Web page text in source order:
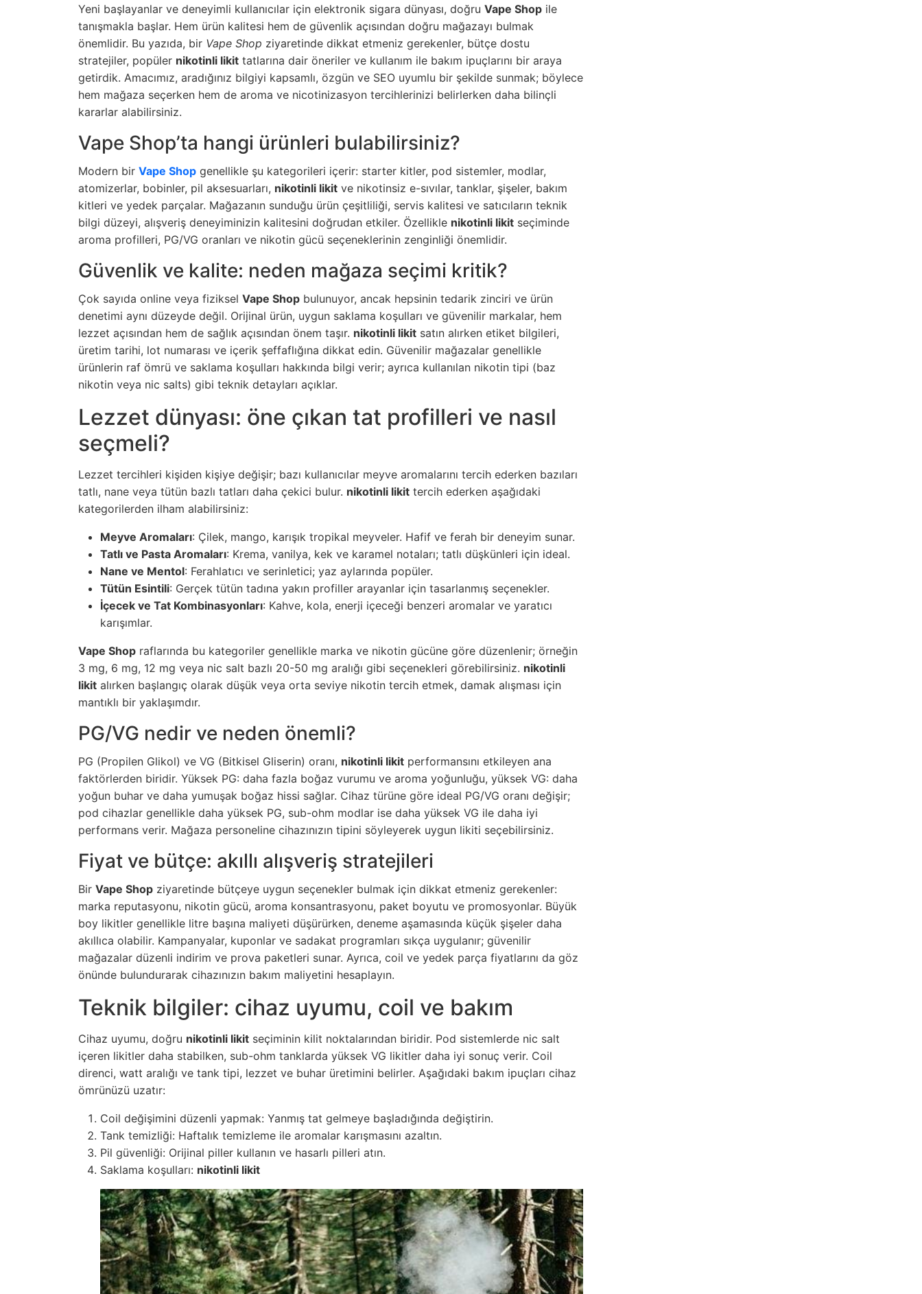
Yeni başlayanlar ve deneyimli kullanıcılar için elektronik sigara dünyası, doğru Vape Shop ile
tanışmakla başlar. Hem ürün kalitesi hem de güvenlik açısından doğru mağazayı bulmak
önemlidir. Bu yazıda, bir Vape Shop ziyaretinde dikkat etmeniz gerekenler, bütçe dostu
stratejiler, popüler nikotinli likit tatlarına dair öneriler ve kullanım ile bakım ipuçlarını bir araya
getirdik. Amacımız, aradığınız bilgiyi kapsamlı, özgün ve SEO uyumlu bir şekilde sunmak; böylece
hem mağaza seçerken hem de aroma ve nicotinizasyon tercihlerinizi belirlerken daha bilinçli
kararlar alabilirsiniz.
Vape Shop’ta hangi ürünleri bulabilirsiniz?
Modern bir Vape Shop genellikle şu kategorileri içerir: starter kitler, pod sistemler, modlar,
atomizerlar, bobinler, pil aksesuarları, nikotinli likit ve nikotinsiz e-sıvılar, tanklar, şişeler, bakım
kitleri ve yedek parçalar. Mağazanın sunduğu ürün çeşitliliği, servis kalitesi ve satıcıların teknik
bilgi düzeyi, alışveriş deneyiminizin kalitesini doğrudan etkiler. Özellikle nikotinli likit seçiminde
aroma profilleri, PG/VG oranları ve nikotin gücü seçeneklerinin zenginliği önemlidir.
Güvenlik ve kalite: neden mağaza seçimi kritik?
Çok sayıda online veya fiziksel Vape Shop bulunuyor, ancak hepsinin tedarik zinciri ve ürün
denetimi aynı düzeyde değil. Orijinal ürün, uygun saklama koşulları ve güvenilir markalar, hem
lezzet açısından hem de sağlık açısından önem taşır. nikotinli likit satın alırken etiket bilgileri,
üretim tarihi, lot numarası ve içerik şeffaflığına dikkat edin. Güvenilir mağazalar genellikle
ürünlerin raf ömrü ve saklama koşulları hakkında bilgi verir; ayrıca kullanılan nikotin tipi (baz
nikotin veya nic salts) gibi teknik detayları açıklar.
Lezzet dünyası: öne çıkan tat profilleri ve nasıl
seçmeli?
Lezzet tercihleri kişiden kişiye değişir; bazı kullanıcılar meyve aromalarını tercih ederken bazıları
tatlı, nane veya tütün bazlı tatları daha çekici bulur. nikotinli likit tercih ederken aşağıdaki
kategorilerden ilham alabilirsiniz:
Meyve Aromaları: Çilek, mango, karışık tropikal meyveler. Hafif ve ferah bir deneyim sunar.
Tatlı ve Pasta Aromaları: Krema, vanilya, kek ve karamel notaları; tatlı düşkünleri için ideal.
Nane ve Mentol: Ferahlatıcı ve serinletici; yaz aylarında popüler.
Tütün Esintili: Gerçek tütün tadına yakın profiller arayanlar için tasarlanmış seçenekler.
İçecek ve Tat Kombinasyonları: Kahve, kola, enerji içeceği benzeri aromalar ve yaratıcı
karışımlar.
Vape Shop raflarında bu kategoriler genellikle marka ve nikotin gücüne göre düzenlenir; örneğin
3 mg, 6 mg, 12 mg veya nic salt bazlı 20-50 mg aralığı gibi seçenekleri görebilirsiniz. nikotinli
likit alırken başlangıç olarak düşük veya orta seviye nikotin tercih etmek, damak alışması için
mantıklı bir yaklaşımdır.
PG/VG nedir ve neden önemli?
PG (Propilen Glikol) ve VG (Bitkisel Gliserin) oranı, nikotinli likit performansını etkileyen ana
faktörlerden biridir. Yüksek PG: daha fazla boğaz vurumu ve aroma yoğunluğu, yüksek VG: daha
yoğun buhar ve daha yumuşak boğaz hissi sağlar. Cihaz türüne göre ideal PG/VG oranı değişir;
pod cihazlar genellikle daha yüksek PG, sub-ohm modlar ise daha yüksek VG ile daha iyi
performans verir. Mağaza personeline cihazınızın tipini söyleyerek uygun likiti seçebilirsiniz.
Fiyat ve bütçe: akıllı alışveriş stratejileri
Bir Vape Shop ziyaretinde bütçeye uygun seçenekler bulmak için dikkat etmeniz gerekenler:
marka reputasyonu, nikotin gücü, aroma konsantrasyonu, paket boyutu ve promosyonlar. Büyük
boy likitler genellikle litre başına maliyeti düşürürken, deneme aşamasında küçük şişeler daha
akıllıca olabilir. Kampanyalar, kuponlar ve sadakat programları sıkça uygulanır; güvenilir
mağazalar düzenli indirim ve prova paketleri sunar. Ayrıca, coil ve yedek parça fiyatlarını da göz
önünde bulundurarak cihazınızın bakım maliyetini hesaplayın.
Teknik bilgiler: cihaz uyumu, coil ve bakım
Cihaz uyumu, doğru nikotinli likit seçiminin kilit noktalarından biridir. Pod sistemlerde nic salt
içeren likitler daha stabilken, sub-ohm tanklarda yüksek VG likitler daha iyi sonuç verir. Coil
direnci, watt aralığı ve tank tipi, lezzet ve buhar üretimini belirler. Aşağıdaki bakım ipuçları cihaz
ömrünüzü uzatır:
Coil değişimini düzenli yapmak: Yanmış tat gelmeye başladığında değiştirin.
Tank temizliği: Haftalık temizleme ile aromalar karışmasını azaltın.
Pil güvenliği: Orijinal piller kullanın ve hasarlı pilleri atın.
Saklama koşulları: nikotinli likit